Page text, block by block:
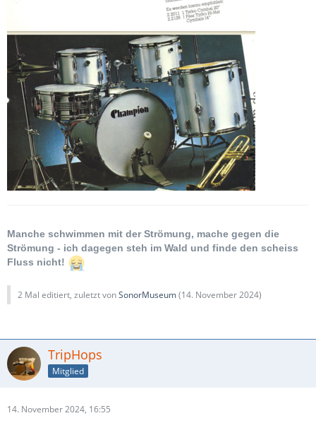
Manche schwimmen mit der Strömung, mache gegen die
Strömung - ich dagegen steh im Wald und finde den scheiss
Fluss nicht!
2 Mal editiert, zuletzt vonSonorMuseum(14. November 2024)
TripHops
Mitglied
14. November 2024, 16:55